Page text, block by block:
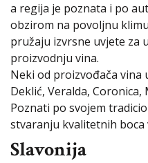
a regija je poznata i po
obzirom na povoljnu
pružaju izvrsne uvjete za
proizvodnju vina.
Neki od proizvođača vina
Deklić, Veralda,
Poznati po svojem
stvaranju kvalitetnih boca
Slavonija